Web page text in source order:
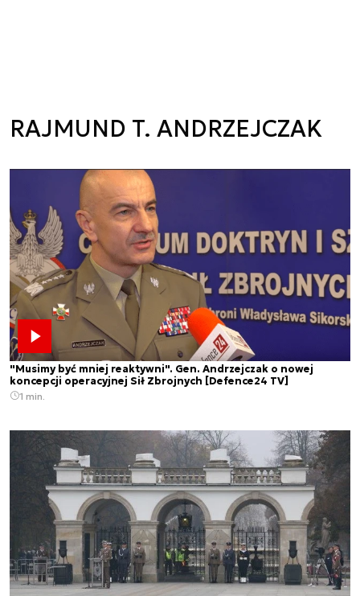
RAJMUND T. ANDRZEJCZAK
"Musimy być mniej reaktywni". Gen. Andrzejczak o nowej
koncepcji operacyjnej Sił Zbrojnych [Defence24 TV]
1 min.